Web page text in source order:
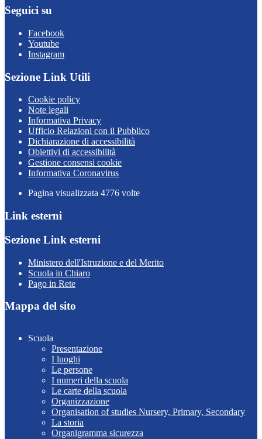
Seguici su
Facebook
Youtube
Instagram
Sezione Link Utili
Cookie policy
Note legali
Informativa Privacy
Ufficio Relazioni con il Pubblico
Dichiarazione di accessibilità
Obiettivi di accessibilità
Gestione consensi cookie
Informativa Coronavirus
Pagina visualizzata 4776 volte
Link esterni
Sezione Link esterni
Ministero dell'Istruzione e del Merito
Scuola in Chiaro
Pago in Rete
Mappa del sito
Scuola
Presentazione
I luoghi
Le persone
I numeri della scuola
Le carte della scuola
Organizzazione
Organisation of studies Nursery, Primary, Secondary
La storia
Organigramma sicurezza